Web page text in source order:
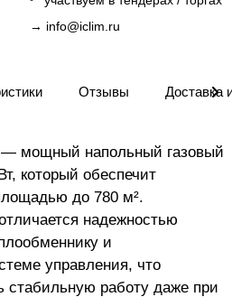
→ info@iclim.ru
Отзывы Доставка
— мощный напольный газовый
который обеспечит
до 780 м².
надежностью
и
управления, что
стабильную работу даже при